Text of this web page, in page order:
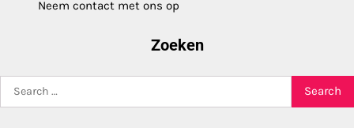
Neem contact met ons op
Zoeken